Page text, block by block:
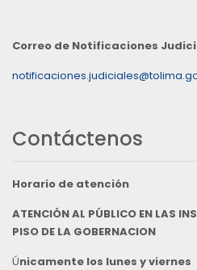
Correo de Notificaciones
Contáctenos
Horario de atención
ATENCIÓN AL PÚBLICO EN LAS
PISO DE LA GOBERNACION
Únicamente los lunes y viernes